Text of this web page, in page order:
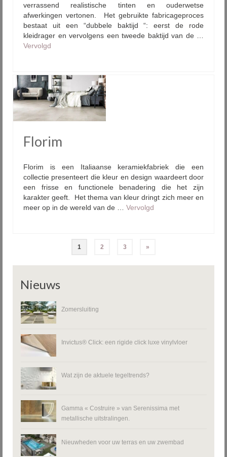
verrassend realistische tinten en ouderwetse
afwerkingen vertonen. Het gebruikte fabricageproces
bestaat uit een “dubbele baktijd “: eerst de rode
kleidrager en vervolgens een tweede baktijd van de …
Vervolgd
Florim
Florim is een Italiaanse keramiekfabriek die een
collectie presenteert die kleur en design waardeert door
een frisse en functionele benadering die het zijn
karakter geeft. Het thema van kleur dringt zich meer en
meer op in de wereld van de … Vervolgd
paginering
1 2 3 »
Nieuws
Zomersluiting
Invictus® Click: een rigide click luxe vinylvloer
Wat zijn de aktuele tegeltrends?
Gamma « Costruire » van Serenissima met
metallische uitstralingen.
Nieuwheden voor uw terras en uw zwembad